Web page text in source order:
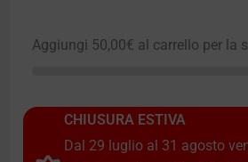
Aggiungi 50,00€ al carrello per la
CHIUSURA ESTIVA
Dal 29 luglio al 31 agosto